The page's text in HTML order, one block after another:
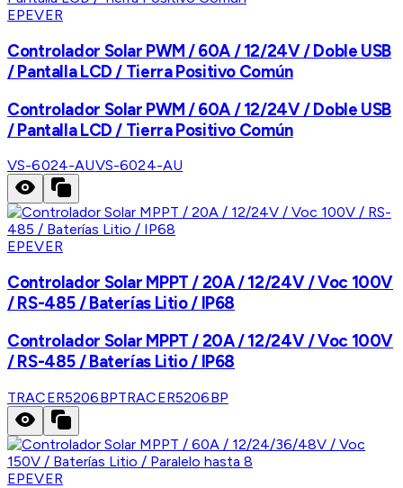
EPEVER
Controlador Solar PWM / 60A / 12/24V / Doble USB
/ Pantalla LCD / Tierra Positivo Común
Controlador Solar PWM / 60A / 12/24V / Doble USB
/ Pantalla LCD / Tierra Positivo Común
VS-6024-AUVS-6024-AU
EPEVER
Controlador Solar MPPT / 20A / 12/24V / Voc 100V
/ RS-485 / Baterías Litio / IP68
Controlador Solar MPPT / 20A / 12/24V / Voc 100V
/ RS-485 / Baterías Litio / IP68
TRACER5206BPTRACER5206BP
EPEVER